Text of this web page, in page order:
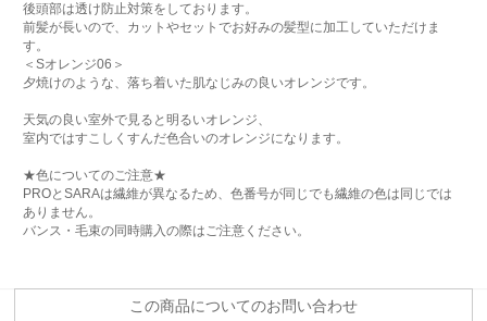
後頭部は透け防止対策をしております。
前髪が長いので、カットやセットでお好みの髪型に加工していただけま
す。
＜Sオレンジ06＞
夕焼けのような、落ち着いた肌なじみの良いオレンジです。
天気の良い室外で見ると明るいオレンジ、
室内ではすこしくすんだ色合いのオレンジになります。
★色についてのご注意★
PROとSARAは繊維が異なるため、色番号が同じでも繊維の色は同じでは
ありません。
バンス・毛束の同時購入の際はご注意ください。
この商品についてのお問い合わせ